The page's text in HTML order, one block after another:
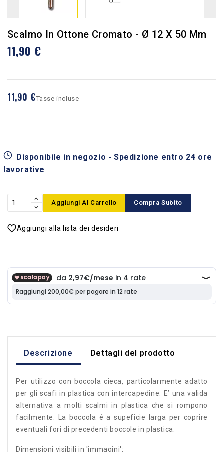
Scalmo In Ottone Cromato - Ø 12 X 50 Mm
11,90 €
11,90 €Tasse incluse
Disponibile in negozio - Spedizione entro 24 ore
lavorative
Aggiungi Al Carrello Compra Subito
Aggiungi alla lista dei desideri
Descrizione Dettagli del prodotto
Per utilizzo con boccola cieca, particolarmente adatto
per gli scafi in plastica con intercapedine. E’ una valida
alternativa a molti scalmi in plastica che si rompono
facilmente. La boccola é a supeficie larga per coprire
eventuali fori di precedenti boccole in plastica.
Dimensioni visibili in 'immagini':